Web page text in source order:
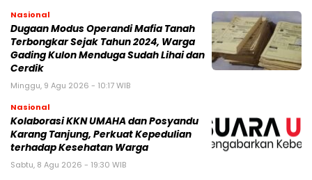
Nasional
Dugaan Modus Operandi Mafia Tanah
Terbongkar Sejak Tahun 2024, Warga
Gading Kulon Menduga Sudah Lihai dan
Cerdik
Minggu, 9 Agu 2026 - 10:17 WIB
Nasional
Kolaborasi KKN UMAHA dan Posyandu
Karang Tanjung, Perkuat Kepedulian
terhadap Kesehatan Warga
Sabtu, 8 Agu 2026 - 19:30 WIB